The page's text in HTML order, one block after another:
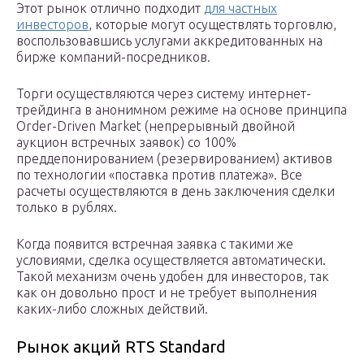
Этот рынок отлично подходит для частных
инвесторов, которые могут осуществлять торговлю,
воспользовавшись услугами аккредитованных на
бирже компаний-посредников.
Торги осуществляются через систему интернет-
трейдинга в анонимном режиме на основе принципа
Order-Driven Market (непрерывный двойной
аукцион встречных заявок) со 100%
преддепонированием (резервированием) активов
по технологии «поставка против платежа». Все
расчеты осуществляются в день заключения сделки
только в рублях.
Когда появится встречная заявка с такими же
условиями, сделка осуществляется автоматически.
Такой механизм очень удобен для инвесторов, так
как он довольно прост и не требует выполнения
каких-либо сложных действий.
Рынок акций RTS Standard